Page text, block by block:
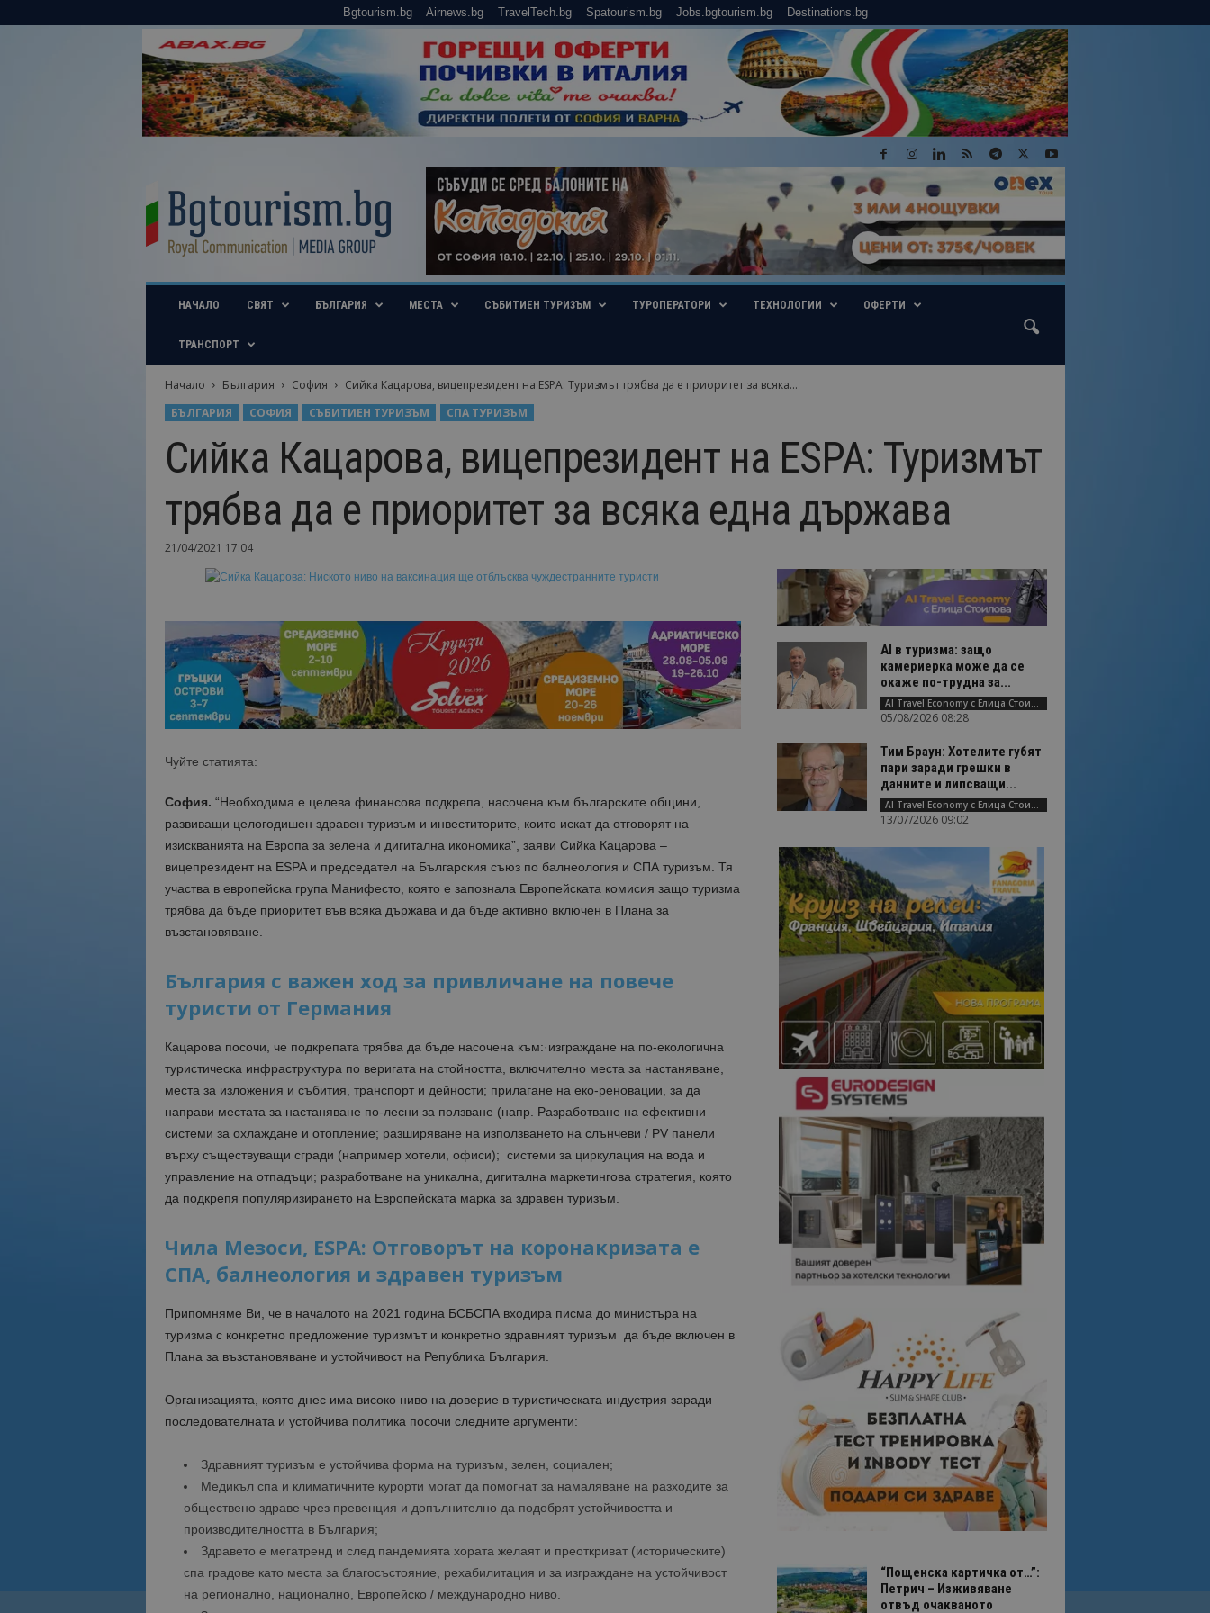
Bgtourism.bg Airnews.bg TravelTech.bg Spatourism.bg Jobs.bgtourism.bg Destinations.bg
u
i
b
НАЧАЛО СВЯТ БЪЛГАРИЯ МЕСТА СЪБИТИЕН ТУРИЗЪМ ТУРОПЕРАТОРИ ТЕХНОЛОГИИ ОФЕРТИ
ТРАНСПОРТ
Начало България София
Сийка Кацарова, вицепрезидент на ESPA: Туризмът трябва да е приоритет за всяка...
БЪЛГАРИЯ
СОФИЯ СЪБИТИЕН ТУРИЗЪМ СПА ТУРИЗЪМ
Сийка Кацарова, вицепрезидент на ESPA: Туризмът
трябва да е приоритет за всяка една държава
21/04/2021 17:04
Чуйте статията:
София. “Необходима е целева финансова подкрепа, насочена към българските общини,
развиващи целогодишен здравен туризъм и инвеститорите, които искат да отговорят на
изискванията на Европа за зелена и дигитална икономика”, заяви Сийка Кацарова –
вицепрезидент на ESPA и председател на Българския съюз по балнеология и СПА туризъм. Тя
участва в европейска група Манифесто, която е запознала Европейската комисия защо туризма
трябва да бъде приоритет във всяка държава и да бъде активно включен в Плана за
възстановяване.
България с важен ход за привличане на повече
туристи от Германия
Кацарова посочи, че подкрепата трябва да бъде насочена към:·изграждане на по-екологична
туристическа инфраструктура по веригата на стойността, включително места за настаняване,
места за изложения и събития, транспорт и дейности; прилагане на еко-реновации, за да
направи местата за настаняване по-лесни за ползване (напр. Разработване на ефективни
системи за охлаждане и отопление; разширяване на използването на слънчеви / PV панели
върху съществуващи сгради (например хотели, офиси); системи за циркулация на вода и
управление на отпадъци; разработване на уникална, дигитална маркетингова стратегия, която
да подкрепя популяризирането на Европейската марка за здравен туризъм.
Чила Мезоси, ESPA: Отговорът на коронакризата е
СПА, балнеология и здравен туризъм
Припомняме Ви, че в началото на 2021 година БСБСПА входира писма до министъра на
туризма с конкретно предложение туризмът и конкретно здравният туризъм да бъде включен в
Плана за възстановяване и устойчивост на Република България.
Организацията, която днес има високо ниво на доверие в туристическата индустрия заради
последователната и устойчива политика посочи следните аргументи:
Здравният туризъм е устойчива форма на туризъм, зелен, социален;
Медикъл спа и климатичните курорти могат да помогнат за намаляване на разходите за
обществено здраве чрез превенция и допълнително да подобрят устойчивостта и
производителността в България;
Здравето е мегатренд и след пандемията хората желаят и преоткриват (историческите)
спа градове като места за благосъстояние, рехабилитация и за изграждане на устойчивост
на регионално, национално, Европейско / международно ниво.
AI в туризма: защо
камериерка може да се
окаже по-трудна за...
AI Travel Economy с Елица Стоилова
05/08/2026 08:28
Тим Браун: Хотелите губят
пари заради грешки в
данните и липсващи...
AI Travel Economy с Елица Стоилова
13/07/2026 09:02
“Пощенска картичка от…”:
Петрич – Изживяване
отвъд очакваното